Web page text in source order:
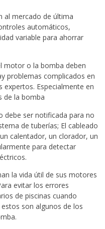
al mercado de última
automáticos,
variable para ahorrar
motor o la bomba deben
problemas complicados en
Especialmente en
de la bomba
debe ser notificada para no
de tuberías; El cableado
calentador, un clorador, un
para detectar
la vida útil de sus motores
evitar los errores
de piscinas cuando
son algunos de los